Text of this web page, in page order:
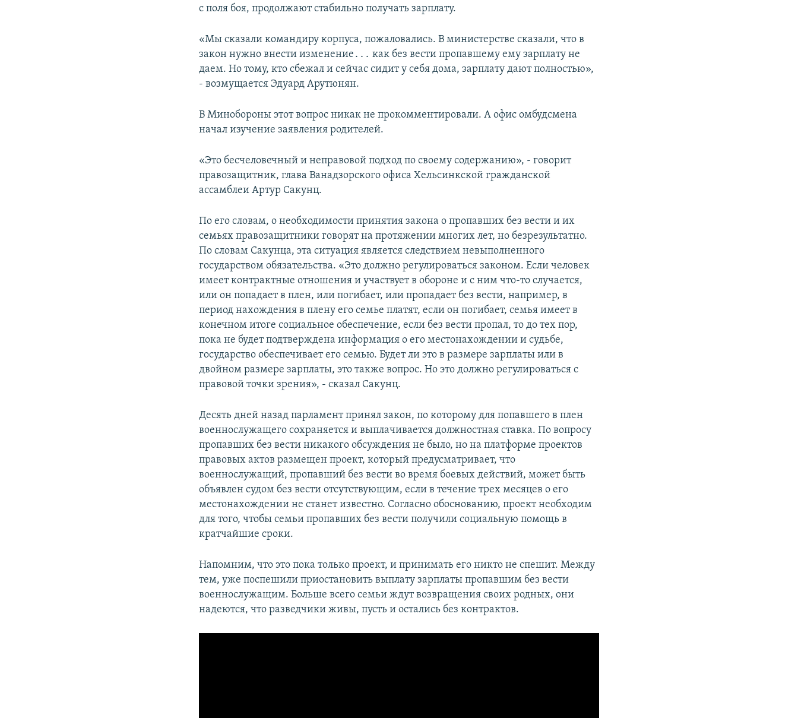
с поля боя, продолжают стабильно получать зарплату.
«Мы сказали командиру корпуса, пожаловались. В министерстве сказали, что в
закон нужно внести изменение․․․ как без вести пропавшему ему зарплату не
даем. Но тому, кто сбежал и сейчас сидит у себя дома, зарплату дают полностью»,
- возмущается Эдуард Арутюнян.
В Минобороны этот вопрос никак не прокомментировали. А офис омбудсмена
начал изучение заявления родителей.
«Это бесчеловечный и неправовой подход по своему содержанию», - говорит
правозащитник, глава Ванадзорского офиса Хельсинкской гражданской
ассамблеи Артур Сакунц.
По его словам, о необходимости принятия закона о пропавших без вести и их
семьях правозащитники говорят на протяжении многих лет, но безрезультатно.
По словам Сакунца, эта ситуация является следствием невыполненного
государством обязательства. «Это должно регулироваться законом. Если человек
имеет контрактные отношения и участвует в обороне и с ним что-то случается,
или он попадает в плен, или погибает, или пропадает без вести, например, в
период нахождения в плену его семье платят, если он погибает, семья имеет в
конечном итоге социальное обеспечение, если без вести пропал, то до тех пор,
пока не будет подтверждена информация о его местонахождении и судьбе,
государство обеспечивает его семью. Будет ли это в размере зарплаты или в
двойном размере зарплаты, это также вопрос. Но это должно регулироваться с
правовой точки зрения», - сказал Сакунц.
Десять дней назад парламент принял закон, по которому для попавшего в плен
военнослужащего сохраняется и выплачивается должностная ставка. По вопросу
пропавших без вести никакого обсуждения не было, но на платформе проектов
правовых актов размещен проект, который предусматривает, что
военнослужащий, пропавший без вести во время боевых действий, может быть
объявлен судом без вести отсутствующим, если в течение трех месяцев о его
местонахождении не станет известно. Согласно обоснованию, проект необходим
для того, чтобы семьи пропавших без вести получили социальную помощь в
кратчайшие сроки.
Напомним, что это пока только проект, и принимать его никто не спешит. Между
тем, уже поспешили приостановить выплату зарплаты пропавшим без вести
военнослужащим. Больше всего семьи ждут возвращения своих родных, они
надеются, что разведчики живы, пусть и остались без контрактов.